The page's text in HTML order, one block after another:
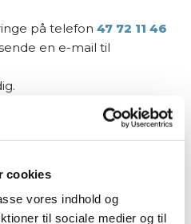
cookies
vores indhold og
til sociale medier og til
på telefon47 72 11 46
en e-mail til